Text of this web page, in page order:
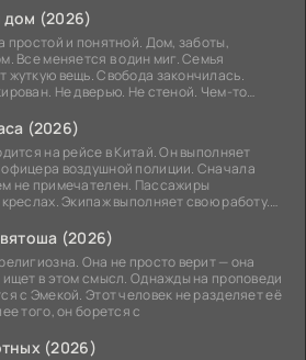
дом (2026)
простой и понятной. Дом, заботы,
Все меняется в один миг. Семья
жуткую вещь. Свобода закончилась.
Не дверью. Не стеной. Чем-то
(2026)
на рейсе в Китай. Он выполняет
воздушной полиции. Сначала
не примечателен. Пассажиры
Экипаж выполняет свою работу.
(2026)
Она не просто верит — она
ищет в этом смысл. Однажды на проповеди
с Эмекой. Этот человек не разделяет её
того, он борется с
(2026)